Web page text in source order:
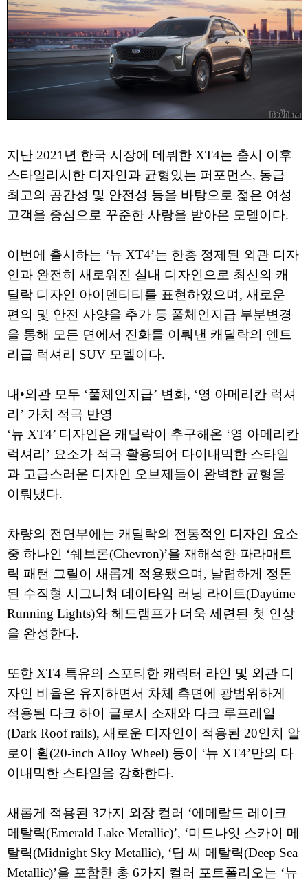
지난 2021년 한국 시장에 데뷔한 XT4는 출시 이후
스타일리시한 디자인과 균형있는 퍼포먼스, 동급
최고의 공간성 및 안전성 등을 바탕으로 젊은 여성
고객을 중심으로 꾸준한 사랑을 받아온 모델이다.
이번에 출시하는 ‘뉴 XT4’는 한층 정제된 외관 디자
인과 완전히 새로워진 실내 디자인으로 최신의 캐
딜락 디자인 아이덴티티를 표현하였으며, 새로운
편의 및 안전 사양을 추가 등 풀체인지급 부분변경
을 통해 모든 면에서 진화를 이뤄낸 캐딜락의 엔트
리급 럭셔리 SUV 모델이다.
내•외관 모두 ‘풀체인지급’ 변화, ‘영 아메리칸 럭셔
리’ 가치 적극 반영
‘뉴 XT4’ 디자인은 캐딜락이 추구해온 ‘영 아메리칸
럭셔리’ 요소가 적극 활용되어 다이내믹한 스타일
과 고급스러운 디자인 오브제들이 완벽한 균형을
이뤄냈다.
차량의 전면부에는 캐딜락의 전통적인 디자인 요소
중 하나인 ‘쉐브론(Chevron)’을 재해석한 파라매트
릭 패턴 그릴이 새롭게 적용됐으며, 날렵하게 정돈
된 수직형 시그니쳐 데이타임 러닝 라이트(Daytime
Running Lights)와 헤드램프가 더욱 세련된 첫 인상
을 완성한다.
또한 XT4 특유의 스포티한 캐릭터 라인 및 외관 디
자인 비율은 유지하면서 차체 측면에 광범위하게
적용된 다크 하이 글로시 소재와 다크 루프레일
(Dark Roof rails), 새로운 디자인이 적용된 20인치 알
로이 휠(20-inch Alloy Wheel) 등이 ‘뉴 XT4’만의 다
이내믹한 스타일을 강화한다.
새롭게 적용된 3가지 외장 컬러 ‘에메랄드 레이크
메탈릭(Emerald Lake Metallic)’, ‘미드나잇 스카이 메
탈릭(Midnight Sky Metallic), ‘딥 씨 메탈릭(Deep Sea
Metallic)’을 포함한 총 6가지 컬러 포트폴리오는 ‘뉴